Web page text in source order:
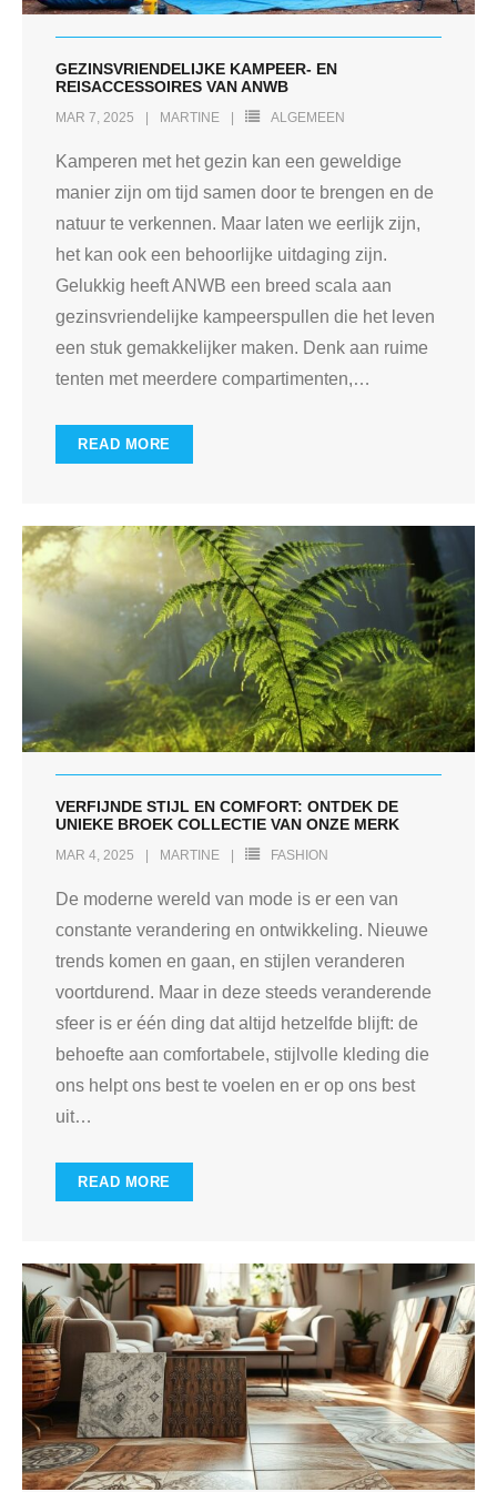
GEZINSVRIENDELIJKE KAMPEER- EN
REISACCESSOIRES VAN ANWB
MAR 7, 2025 MARTINE ALGEMEEN
Kamperen met het gezin kan een geweldige
manier zijn om tijd samen door te brengen en de
natuur te verkennen. Maar laten we eerlijk zijn,
het kan ook een behoorlijke uitdaging zijn.
Gelukkig heeft ANWB een breed scala aan
gezinsvriendelijke kampeerspullen die het leven
een stuk gemakkelijker maken. Denk aan ruime
tenten met meerdere compartimenten,…
READ MORE
VERFIJNDE STIJL EN COMFORT: ONTDEK DE
UNIEKE BROEK COLLECTIE VAN ONZE MERK
MAR 4, 2025 MARTINE FASHION
De moderne wereld van mode is er een van
constante verandering en ontwikkeling. Nieuwe
trends komen en gaan, en stijlen veranderen
voortdurend. Maar in deze steeds veranderende
sfeer is er één ding dat altijd hetzelfde blijft: de
behoefte aan comfortabele, stijlvolle kleding die
ons helpt ons best te voelen en er op ons best
uit…
READ MORE